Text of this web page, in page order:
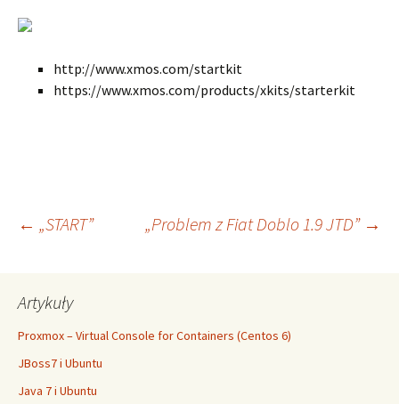
http://www.xmos.com/startkit
https://www.xmos.com/products/xkits/starterkit
Nawigacja
wpisu
← „START” „Problem z Fiat Doblo 1.9 JTD” →
Artykuły
Proxmox – Virtual Console for Containers (Centos 6)
JBoss7 i Ubuntu
Java 7 i Ubuntu